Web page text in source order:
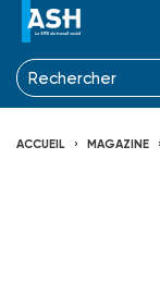
ACCUEIL MAGAZINE